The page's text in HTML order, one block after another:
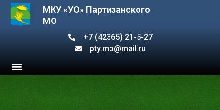
МКУ «УО» Партизанского
МО
+7 (42365) 21-5-27
pty.mo@mail.ru